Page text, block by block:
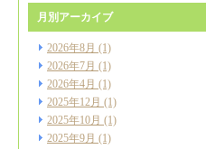
月別アーカイブ
2026年8月 (1)
2026年7月 (1)
2026年4月 (1)
2025年12月 (1)
2025年10月 (1)
2025年9月 (1)